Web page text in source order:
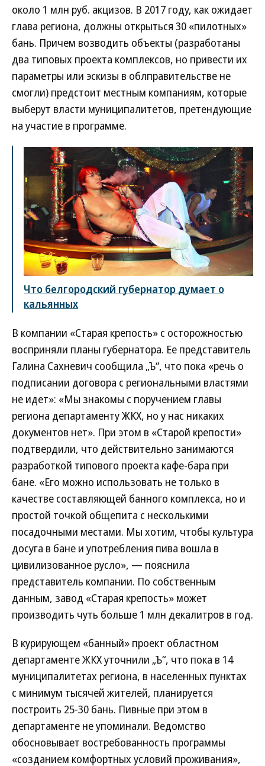
около 1 млн руб. акцизов. В 2017 году, как ожидает
глава региона, должны открыться 30 «пилотных»
бань. Причем возводить объекты (разработаны
два типовых проекта комплексов, но привести их
параметры или эскизы в облправительстве не
смогли) предстоит местным компаниям, которые
выберут власти муниципалитетов, претендующие
на участие в программе.
Что белгородский губернатор думает о
кальянных
В компании «Старая крепость» с осторожностью
восприняли планы губернатора. Ее представитель
Галина Сахневич сообщила „Ъ“, что пока «речь о
подписании договора с региональными властями
не идет»: «Мы знакомы с поручением главы
региона департаменту ЖКХ, но у нас никаких
документов нет». При этом в «Старой крепости»
подтвердили, что действительно занимаются
разработкой типового проекта кафе-бара при
бане. «Его можно использовать не только в
качестве составляющей банного комплекса, но и
простой точкой общепита с несколькими
посадочными местами. Мы хотим, чтобы культура
досуга в бане и употребления пива вошла в
цивилизованное русло», — пояснила
представитель компании. По собственным
данным, завод «Старая крепость» может
производить чуть больше 1 млн декалитров в год.
В курирующем «банный» проект областном
департаменте ЖКХ уточнили „Ъ“, что пока в 14
муниципалитетах региона, в населенных пунктах
с минимум тысячей жителей, планируется
построить 25-30 бань. Пивные при этом в
департаменте не упоминали. Ведомство
обосновывает востребованность программы
«созданием комфортных условий проживания»,